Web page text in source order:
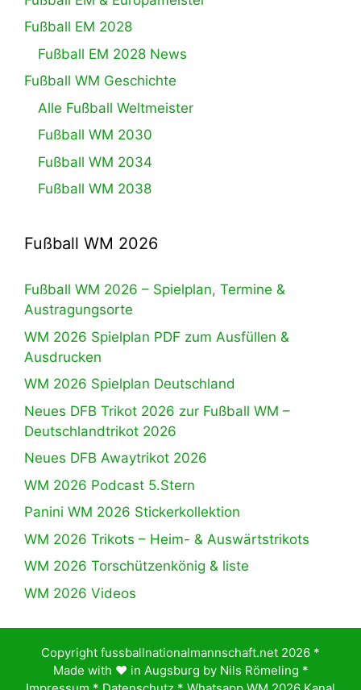
Fußball EM 2028
Fußball EM 2028 News
Fußball WM Geschichte
Alle Fußball Weltmeister
Fußball WM 2030
Fußball WM 2034
Fußball WM 2038
Fußball WM 2026
Fußball WM 2026 – Spielplan, Termine &
Austragungsorte
WM 2026 Spielplan PDF zum Ausfüllen &
Ausdrucken
WM 2026 Spielplan Deutschland
Neues DFB Trikot 2026 zur Fußball WM –
Deutschlandtrikot 2026
Neues DFB Awaytrikot 2026
WM 2026 Podcast 5.Stern
Panini WM 2026 Stickerkollektion
WM 2026 Trikots – Heim- & Auswärtstrikots
WM 2026 Torschützenkönig & liste
WM 2026 Videos
Copyright fussballnationalmannschaft.net 2026 *
Made with ♥️ in Augsburg by Nils Römeling *